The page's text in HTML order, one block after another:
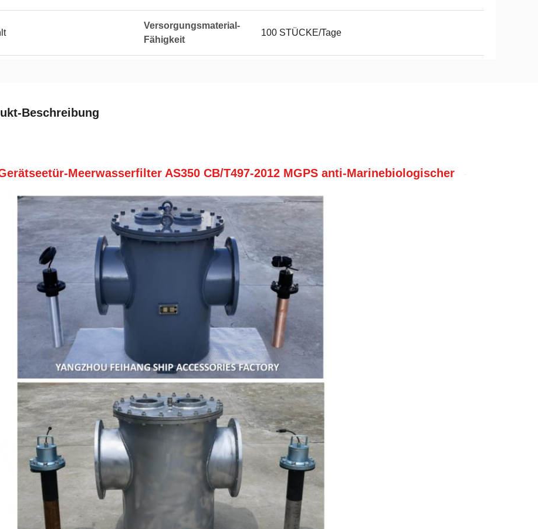
Versorgungsmaterial-
Fähigkeit
100 STÜCKE/Tage
Beschreibung
Meerwasserfilter AS350 CB/T497-2012 MGPS anti-Marinebiologischer